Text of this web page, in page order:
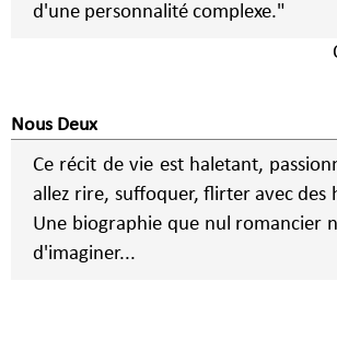
d'une personnalité complexe."
Nous Deux
Ce récit de vie est haletant,
allez rire, suffoquer, flirter avec des
Une biographie que nul romancier
d'imaginer...